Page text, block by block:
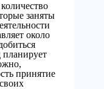
заняты
около
принятие